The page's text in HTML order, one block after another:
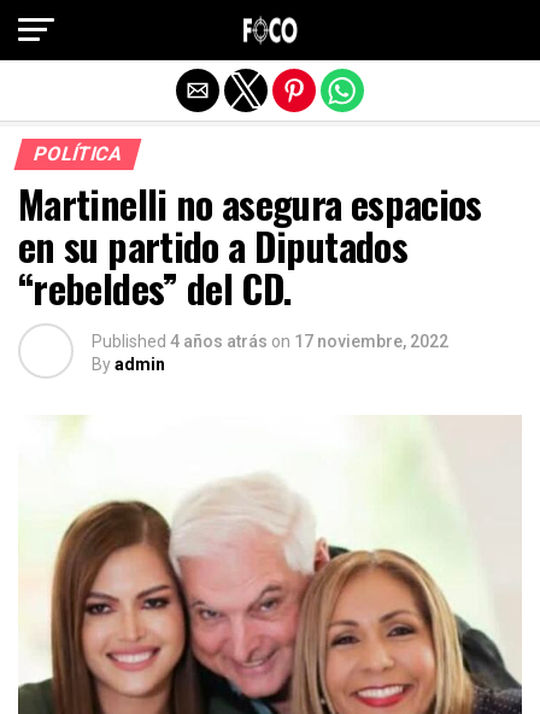
POLÍTICA
Martinelli no asegura espacios
en su partido a Diputados
“rebeldes” del CD.
Published 4 años atrás on 17 noviembre, 2022
Byadmin
Salir de la versión móvil